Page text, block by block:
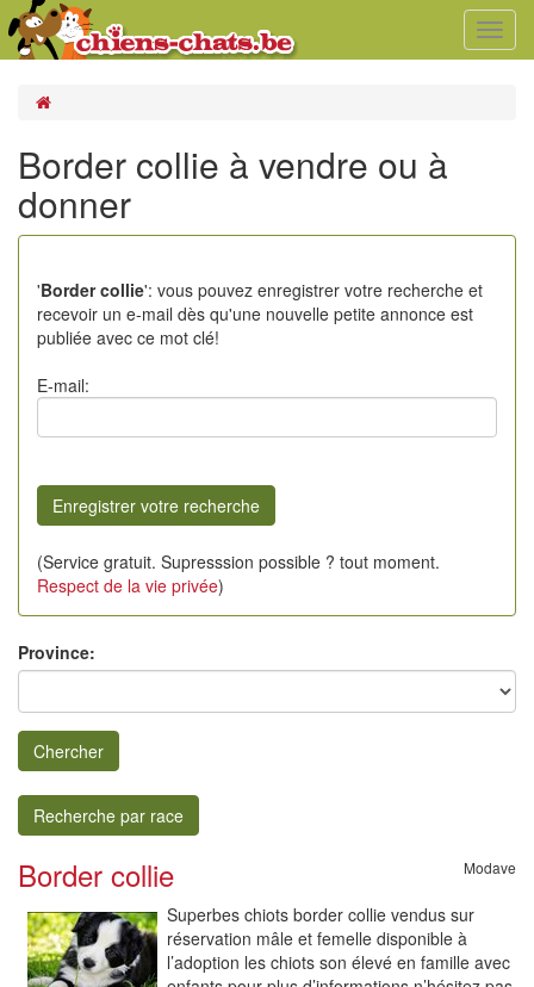
Border collie à vendre ou à
donner
'Border collie': vous pouvez enregistrer votre recherche et
recevoir un e-mail dès qu'une nouvelle petite annonce est
publiée avec ce mot clé!
E-mail:
(Service gratuit. Supresssion possible ? tout moment.
Respect de la vie privée)
Province:
Chercher
Recherche par race
Border collie Modave
Superbes chiots border collie vendus sur
réservation mâle et femelle disponible à
l’adoption les chiots son élevé en famille avec